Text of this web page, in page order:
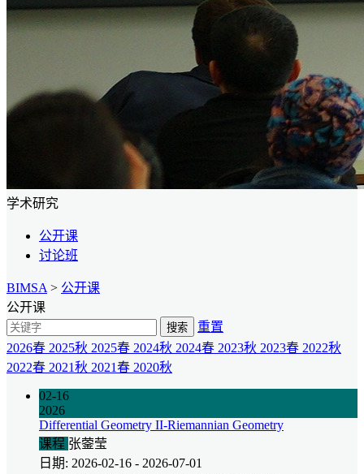
学术研究
公开课
讨论班
BIMSA > 公开课
公开课
搜索
重置
2026春 2025秋 2025春 2024秋 2024春 2023秋 2023春 2022秋
2022春 2021秋 2021春 2020秋
02-16
2026
Differential Geometry II-Riemannian Geometry
课程 张蓥莹
日期: 2026-02-16 - 2026-07-01